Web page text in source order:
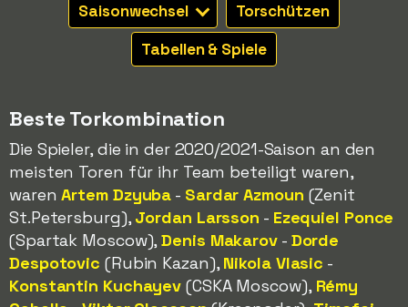
Saisonwechsel
Torschützen
Tabellen & Spiele
Beste Torkombination
Die Spieler, die in der 2020/2021-Saison an den
meisten Toren für ihr Team beteiligt waren,
warenArtem Dzyuba - Sardar Azmoun (Zenit
St.Petersburg), Jordan Larsson - Ezequiel Ponce
(Spartak Moscow),Denis Makarov- Dorde
Despotovic (Rubin Kazan), Nikola Vlasic -
Konstantin Kuchayev (CSKA Moscow), Rémy